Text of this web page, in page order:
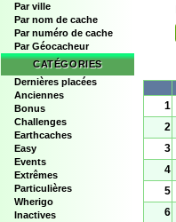
Par ville
Par nom de cache
Par numéro de cache
Par Géocacheur
CATÉGORIES
Dernières placées
Anciennes
Bonus
Challenges
Earthcaches
Easy
Events
Extrêmes
Particulières
Wherigo
Inactives
1
2
3
4
5
6